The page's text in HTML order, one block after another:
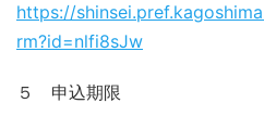
https://
rm?id=nlfi8sJw
５ 申込期限